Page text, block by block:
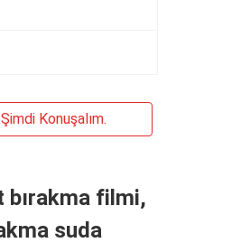
Şimdi Konuşalım.
bırakma filmi,
suda